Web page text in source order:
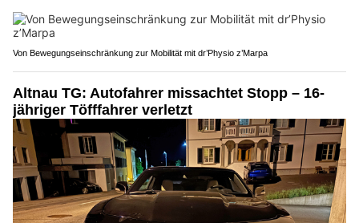
Von Bewegungseinschränkung zur Mobilität mit dr’Physio z’Marpa
Altnau TG: Autofahrer missachtet Stopp – 16-
jähriger Töfffahrer verletzt